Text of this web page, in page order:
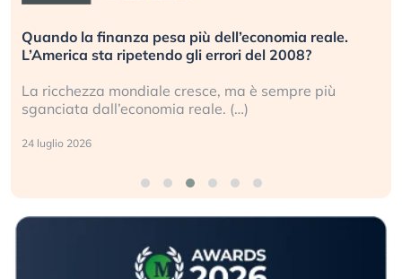
Russia e Cina pronti a spegnere Starlink. Gli
investitori stanno sottovalutando il rischio?
Gli investitori tech continuano a ignorare il rischio
geopolitico: il (…)
17 luglio 2026